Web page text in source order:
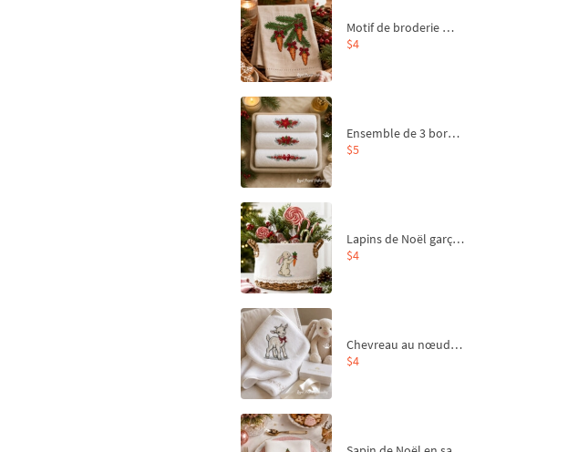
Motif de broderie machine Branche de sapin et carottes - 4 tailles
$4
Ensemble de 3 bordures de Noël pour broderie machine
$5
Lapins de Noël garçon et fille - 4 tailles
$4
Chevreau au nœud rouge – broderie machine, 4 tailles
$4